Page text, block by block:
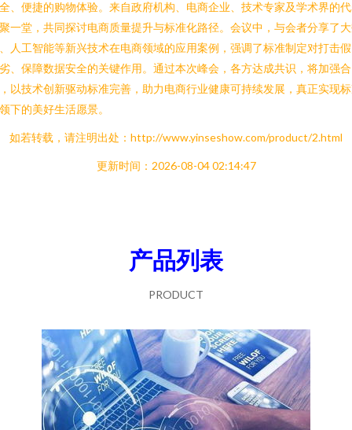
、便捷的购物体验。来自政府机构、电商企业、技术专家及学术界的
一堂，共同探讨电商质量提升与标准化路径。会议中，与会者分享了
人工智能等新兴技术在电商领域的应用案例，强调了标准制定对打击
、保障数据安全的关键作用。通过本次峰会，各方达成共识，将加强合
以技术创新驱动标准完善，助力电商行业健康可持续发展，真正实现
下的美好生活愿景。
如若转载，请注明出处：http://www.yinseshow.com/product/2.html
更新时间：2026-08-04 02:14:47
产品列表
PRODUCT